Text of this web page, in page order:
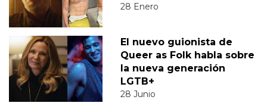
28 Enero
El nuevo guionista de
Queer as Folk habla sobre
la nueva generación
LGTB+
28 Junio